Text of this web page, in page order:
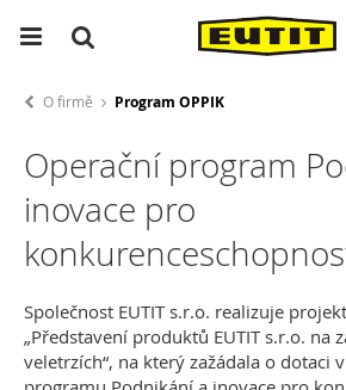
O firmě Program OPPIK
Operační program
inovace pro
Společnost EUTIT s.r.o. realizuje
„Představení produktů EUTIT s.r.o. na
veletrzích“, na který zažádala o dotaci